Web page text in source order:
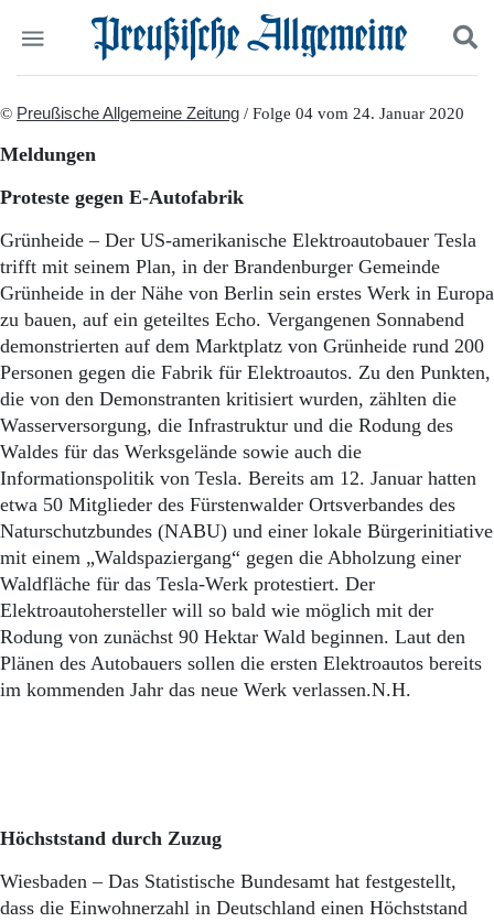
Start
Wer wir sind
Aktuelle Ausgabe
Abonnenten-Login
Abonnent werden
Abo Prämien
Archiv
Mediadaten
Politik
Panorama
Leben
Geschichte
Ostpreußen
Pommern
Berlin-Brandenburg
Schlesien
Danzig und Westpreußen
Bücher
Kontakt
Impressum
Suchen und finden
© Preußische Allgemeine Zeitung / Folge 04 vom 24. Januar 2020
Meldungen
Proteste gegen E-Autofabrik
Grünheide – Der US-amerikanische Elektroautobauer Tesla
trifft mit seinem Plan, in der Brandenburger Gemeinde
Grünheide in der Nähe von Berlin sein erstes Werk in Europa
zu bauen, auf ein geteiltes Echo. Vergangenen Sonnabend
demonstrierten auf dem Marktplatz von Grünheide rund 200
Personen gegen die Fabrik für Elektroautos. Zu den Punkten,
die von den Demonstranten kritisiert wurden, zählten die
Wasserversorgung, die Infrastruktur und die Rodung des
Waldes für das Werksgelände sowie auch die
Informationspolitik von Tesla. Bereits am 12. Januar hatten
etwa 50 Mitglieder des Fürstenwalder Ortsverbandes des
Naturschutzbundes (NABU) und einer lokale Bürgerinitiative
mit einem „Waldspaziergang“ gegen die Abholzung einer
Waldfläche für das Tesla-Werk protestiert. Der
Elektroautohersteller will so bald wie möglich mit der
Rodung von zunächst 90 Hektar Wald beginnen. Laut den
Plänen des Autobauers sollen die ersten Elektroautos bereits
im kommenden Jahr das neue Werk verlassen.N.H.
Höchststand durch Zuzug
Wiesbaden – Das Statistische Bundesamt hat festgestellt,
dass die Einwohnerzahl in Deutschland einen Höchststand